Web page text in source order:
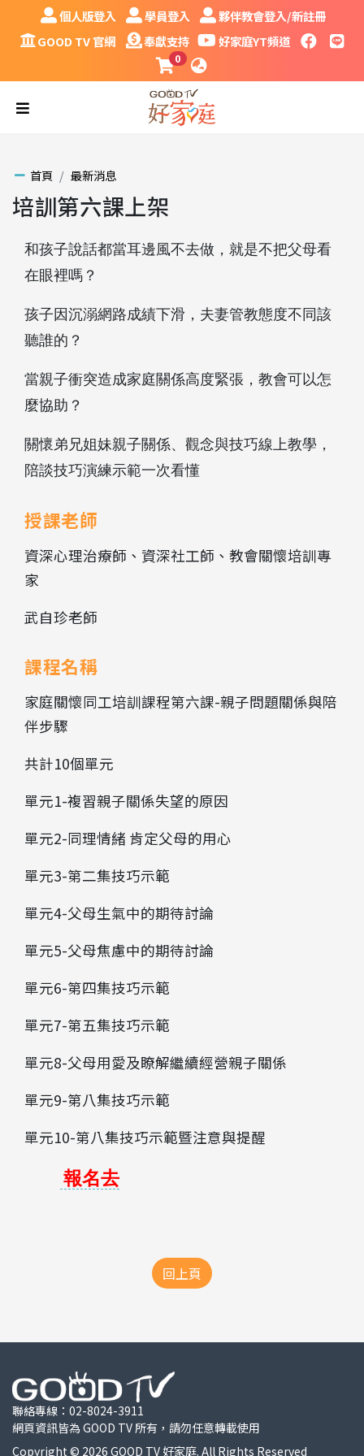
跳到主要內容區塊
個人版登入
個人版登入 學員登入
學員登入 夥伴教會登入/新註冊
夥伴教會登入/新註冊
GOOD TV 官網
GOOD TV 官網 奉獻支持
奉獻支持 好家庭YT頻道
好家庭YT頻道 facebook
LINE
課程購物車
0 語系
漢堡
首頁 最新消息
培訓第六課上架
和孩子說話都當耳邊風不去做，就是不把父母看
在眼裡嗎？
孩子因沉溺網路成績下滑，夫妻管教態度不同該
聽誰的？
當親子衝突造成家庭關係高度緊張，教會可以怎
麼協助？
關懷弟兄姐妹親子關係、 觀念與技巧線上教學，
陪談技巧演練示範一次看懂
授課老師
資深心理治療師、資深社工師、教會關懷培訓專
家
武自珍老師
課程名稱
家庭關懷同工培訓課程第六課-親子問題關係與陪
伴步驟
共計10個單元
單元1-複習親子關係失望的原因
單元2-同理情緒 肯定父母的用心
單元3-第二集技巧示範
單元4-父母生氣中的期待討論
單元5-父母焦慮中的期待討論
單元6-第四集技巧示範
單元7-第五集技巧示範
單元8-父母用愛及瞭解繼續經營親子關係
單元9-第八集技巧示範
單元10-第八集技巧示範暨注意與提醒
報名去
回上頁
聯絡專線： 02-8024-3911
網頁資訊皆為 GOOD TV 所有，請勿任意轉載使用
Copyright © 2026 GOOD TV 好家庭. All Rights Reserved